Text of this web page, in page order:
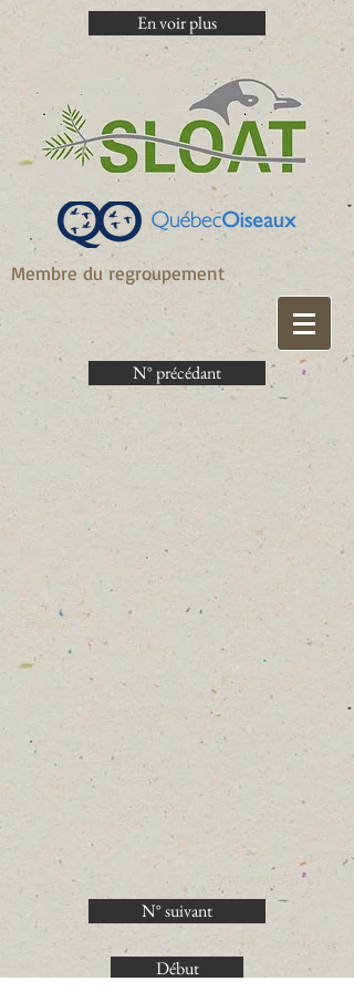
En voir plus
Membre du regroupement
N° précédant
N° suivant
Début